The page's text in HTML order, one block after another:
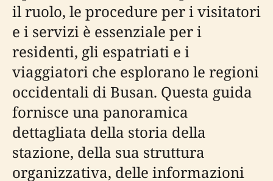
il ruolo, le procedure per i visitatori
e i servizi è essenziale per i
residenti, gli espatriati e i
viaggiatori che esplorano le regioni
occidentali di Busan. Questa guida
fornisce una panoramica
dettagliata della storia della
stazione, della sua struttura
organizzativa, delle informazioni